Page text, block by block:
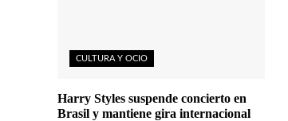
CULTURA Y OCIO
Harry Styles suspende concierto en
Brasil y mantiene gira internacional